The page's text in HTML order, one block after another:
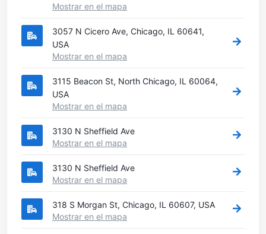
Mostrar en el mapa
3057 N Cicero Ave, Chicago, IL 60641,
USA
Mostrar en el mapa
3115 Beacon St, North Chicago, IL 60064,
USA
Mostrar en el mapa
3130 N Sheffield Ave
Mostrar en el mapa
3130 N Sheffield Ave
Mostrar en el mapa
318 S Morgan St, Chicago, IL 60607, USA
Mostrar en el mapa